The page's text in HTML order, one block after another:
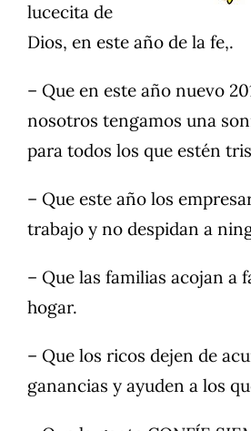
lucecita de
Dios, en este año de la fe,.
– Que en este año nuevo
nosotros tengamos una
para todos los que estén
– Que este año los
trabajo y no despidan a
– Que las familias acojan a
hogar.
– Que los ricos dejen de
ganancias y ayuden a los